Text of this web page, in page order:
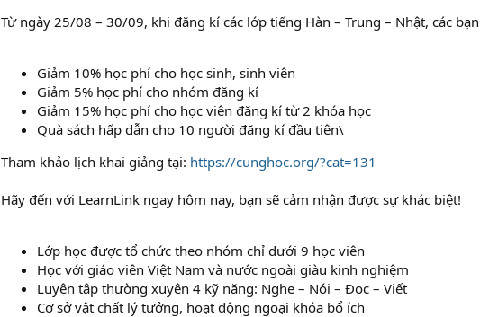
Từ ngày 25/08 – 30/09, khi đăng kí các lớp tiếng Hàn – Trung – Nhật, các
Giảm 10% học phí cho học sinh, sinh viên
Giảm 5% học phí cho nhóm đăng kí
Giảm 15% học phí cho học viên đăng kí từ 2 khóa học
Quà sách hấp dẫn cho 10 người đăng kí đầu tiên\
Tham khảo lịch khai giảng tại: https://cunghoc.org/?cat=131
Hãy đến với LearnLink ngay hôm nay, bạn sẽ cảm nhận được sự khác biệt!
Lớp học được tổ chức theo nhóm chỉ dưới 9 học viên
Học với giáo viên Việt Nam và nước ngoài giàu kinh nghiệm
Luyện tập thường xuyên 4 kỹ năng: Nghe – Nói – Đọc – Viết
Cơ sở vật chất lý tưởng, hoạt động ngoại khóa bổ ích